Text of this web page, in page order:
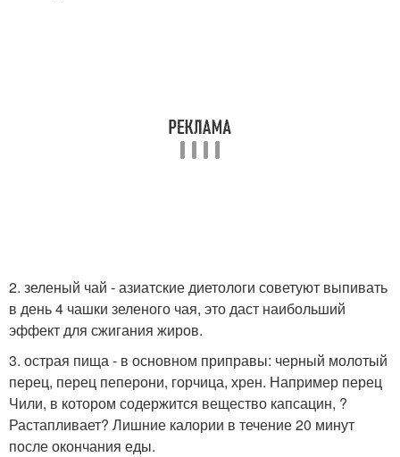
2. зеленый чай - азиатские диетологи советуют выпивать
в день 4 чашки зеленого чая, это даст наибольший
эффект для сжигания жиров.
3. острая пища - в основном приправы: черный молотый
перец, перец пеперони, горчица, хрен. Например перец
Чили, в котором содержится вещество капсацин, ?
Растапливает? Лишние калории в течение 20 минут
после окончания еды.